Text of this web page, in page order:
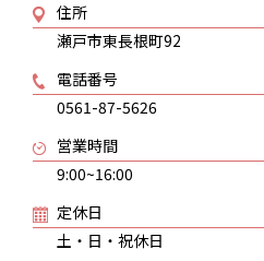
住所
瀬戸市東長根町92
電話番号
0561-87-5626
営業時間
9:00~16:00
定休日
土・日・祝休日